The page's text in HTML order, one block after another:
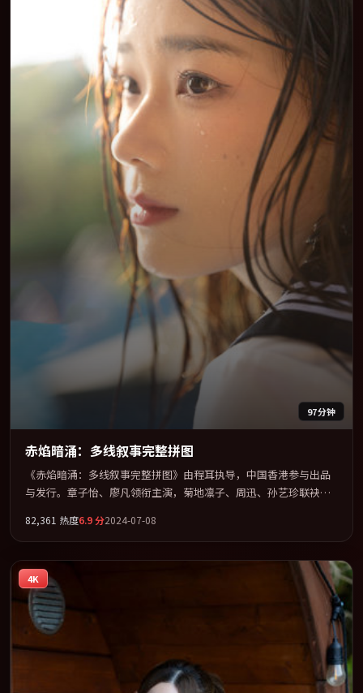
97分钟
赤焰暗涌：多线叙事完整拼图
《赤焰暗涌：多线叙事完整拼图》由程耳执导，中国香港参与出品
与发行。章子怡、廖凡领衔主演，菊地凛子、周迅、孙艺珍联袂出
型为骨架，在叙事、表演与视听上力求统一。定于 2024-08-28 在内
地院线及主流平台同步亮相，2024 年度话题片中口碑稳健，适合喜
欢强情节与人物弧光的观众完整观看。
82,361 热度6.9分2024-07-08
4K